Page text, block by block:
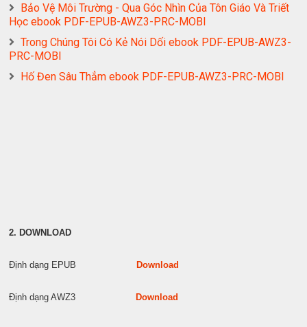
Bảo Vệ Môi Trường - Qua Góc Nhìn Của Tôn Giáo Và Triết
Học ebook PDF-EPUB-AWZ3-PRC-MOBI
Trong Chúng Tôi Có Kẻ Nói Dối ebook PDF-EPUB-AWZ3-
PRC-MOBI
Hố Đen Sâu Thẳm ebook PDF-EPUB-AWZ3-PRC-MOBI
2. DOWNLOAD
Định dạng EPUB Download
Định dạng AWZ3 Download